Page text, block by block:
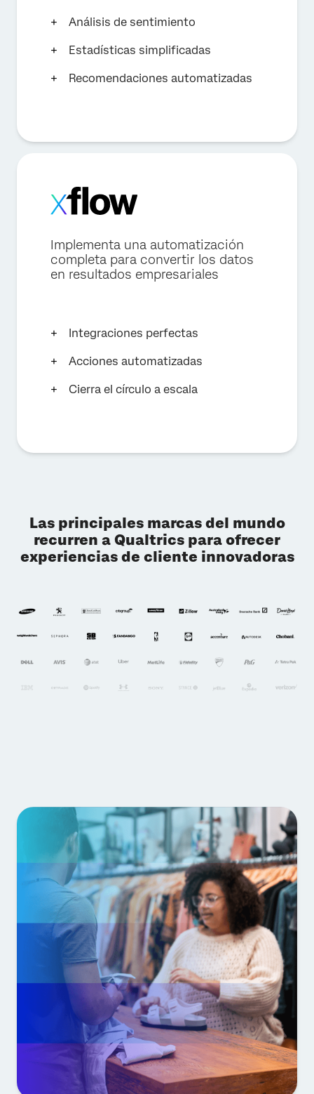
Análisis de sentimiento
Estadísticas simplificadas
Recomendaciones automatizadas
Implementa una automatización
completa para convertir los datos
en resultados empresariales
Integraciones perfectas
Acciones automatizadas
Cierra el círculo a escala
Las principales marcas del mundo
recurren a Qualtrics para ofrecer
experiencias de cliente innovadoras